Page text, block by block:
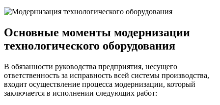
Основные моменты модернизации
технологического оборудования
В обязанности руководства предприятия, несущего
ответственность за исправность всей системы производства,
входит осуществление процесса модернизации, который
заключается в исполнении следующих работ: